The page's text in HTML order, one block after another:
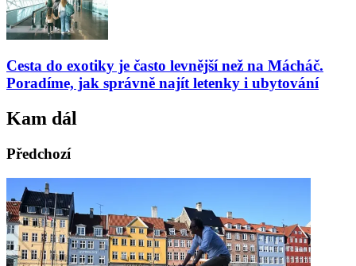
Cesta do exotiky je často levnější než na Mácháč.
Poradíme, jak správně najít letenky i ubytování
Kam dál
Předchozí